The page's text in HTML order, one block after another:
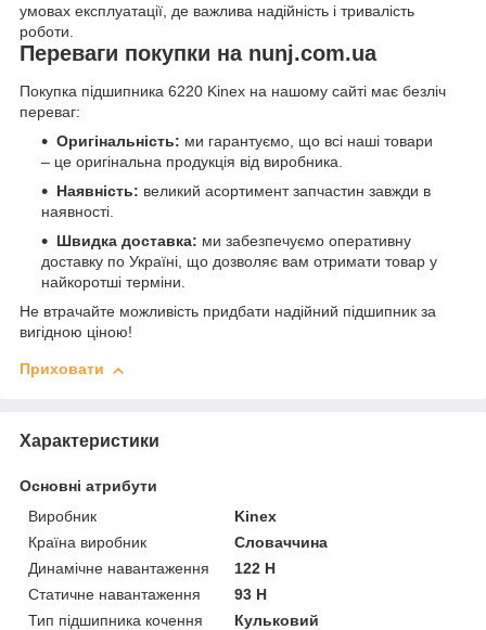
умовах експлуатації, де важлива надійність і тривалість
роботи.
Переваги покупки на nunj.com.ua
Покупка підшипника 6220 Kinex на нашому сайті має безліч
переваг:
Оригінальність: ми гарантуємо, що всі наші товари
– це оригінальна продукція від виробника.
Наявність: великий асортимент запчастин завжди в
наявності.
Швидка доставка: ми забезпечуємо оперативну
доставку по Україні, що дозволяє вам отримати товар у
найкоротші терміни.
Не втрачайте можливість придбати надійний підшипник за
вигідною ціною!
Приховати
Характеристики
Основні атрибути
Виробник
Kinex
Країна виробник
Словаччина
Динамічне навантаження
122 Н
Статичне навантаження
93 Н
Тип підшипника кочення
Кульковий